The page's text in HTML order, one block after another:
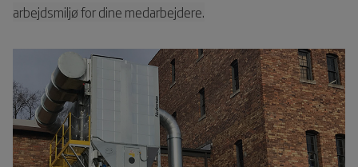
arbejdsmiljø for dine medarbejdere.